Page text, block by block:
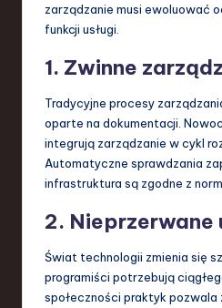
zarządzanie musi ewoluować
funkcji usługi.
1. Zwinne
Tradycyjne procesy
oparte na dokumentacji.
integrują zarządzanie w cykl
Automatyczne sprawdzania
infrastruktura są zgodne z
2. Nieprzerwane
Świat technologii zmienia się
programiści potrzebują
społeczności praktyk pozwala